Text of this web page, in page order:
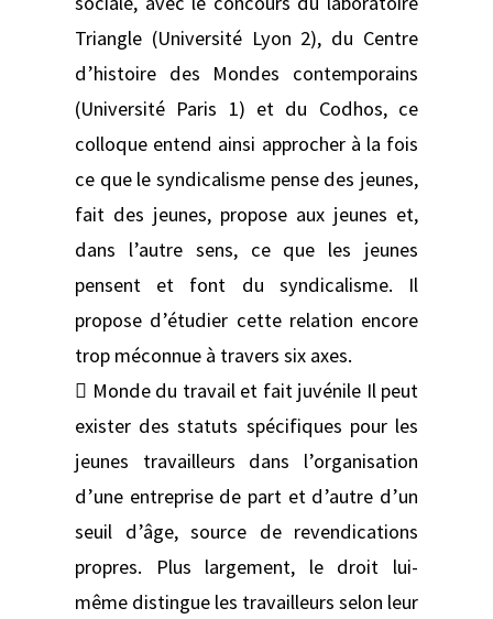
Triangle (Université Lyon 2), du Centre
d’histoire des Mondes contemporains
(Université Paris 1) et du Codhos, ce
colloque entend ainsi approcher à la fois
ce que le syndicalisme pense des jeunes,
fait des jeunes, propose aux jeunes et,
dans l’autre sens, ce que les jeunes
pensent et font du syndicalisme. Il
propose d’étudier cette relation encore
trop méconnue à travers six axes.
 Monde du travail et fait juvénile Il peut
exister des statuts spécifiques pour les
jeunes travailleurs dans l’organisation
d’une entreprise de part et d’autre d’un
seuil d’âge, source de revendications
propres. Plus largement, le droit lui-
même distingue les travailleurs selon leur